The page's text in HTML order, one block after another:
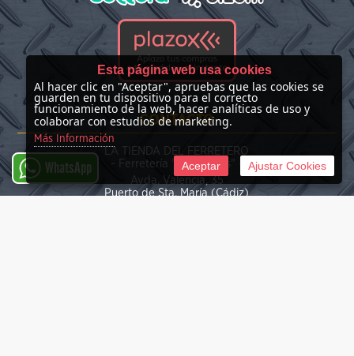
CONTACTO
LA TIENDA DEL FERRETERO
- Ferretería "Las Nieves" -
Avda. Valencia, 35
Puerto de Sta. María (Cádiz)
WhatsApp
Esta página web usa cookies
Al hacer clic en "Aceptar", apruebas que las cookies se
guarden en tu dispositivo para el correcto
funcionamiento de la web, hacer analíticas de uso y
colaborar con estudios de marketing.
Más Información
Aceptar Ajustar Cookies